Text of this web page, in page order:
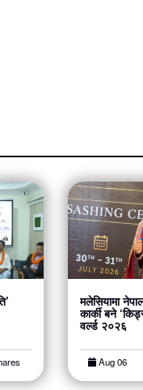
मलेसियामा
कार्की बने
वर्ल्ड २०२६
Aug 06